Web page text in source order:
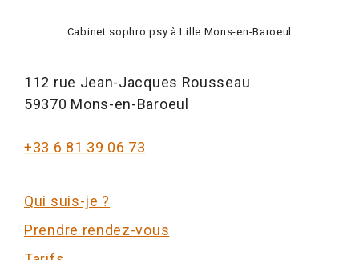
Cabinet sophro psy à Lille Mons-en-Baroeul
112 rue Jean-Jacques Rousseau
59370 Mons-en-Baroeul
+33 6 81 39 06 73
Qui suis-je ?
Prendre rendez-vous